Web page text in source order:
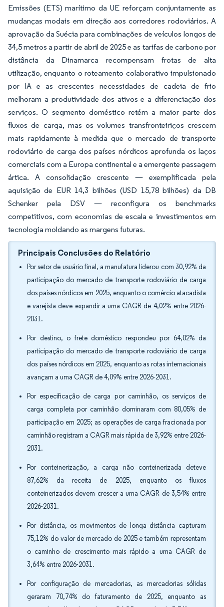
Emissões (ETS) marítimo da UE reforçam conjuntamente as
mudanças modais em direção aos corredores rodoviários. A
aprovação da Suécia para combinações de veículos longos de
34,5 metros a partir de abril de 2025 e as tarifas de carbono por
distância da Dinamarca recompensam frotas de alta
utilização, enquanto o roteamento colaborativo impulsionado
por IA e as crescentes necessidades de cadeia de frio
melhoram a produtividade dos ativos e a diferenciação dos
serviços. O segmento doméstico retém a maior parte dos
fluxos de carga, mas os volumes transfronteiriços crescem
mais rapidamente à medida que o mercado de transporte
rodoviário de carga dos países nórdicos aprofunda os laços
comerciais com a Europa continental e a emergente passagem
ártica. A consolidação crescente — exemplificada pela
aquisição de EUR 14,3 bilhões (USD 15,78 bilhões) da DB
Schenker pela DSV — reconfigura os benchmarks
competitivos, com economias de escala e investimentos em
tecnologia moldando as margens futuras.
Principais Conclusões do Relatório
Por setor de usuário final, a manufatura liderou com 30,92% da
participação do mercado de transporte rodoviário de carga
dos países nórdicos em 2025, enquanto o comércio atacadista
e varejista deve expandir a uma CAGR de 4,02% entre 2026-
2031.
Por destino, o frete doméstico respondeu por 64,02% da
participação do mercado de transporte rodoviário de carga
dos países nórdicos em 2025, enquanto as rotas internacionais
avançam a uma CAGR de 4,09% entre 2026-2031.
Por especificação de carga por caminhão, os serviços de
carga completa por caminhão dominaram com 80,05% de
participação em 2025; as operações de carga fracionada por
caminhão registram a CAGR mais rápida de 3,92% entre 2026-
2031.
Por conteinerização, a carga não conteinerizada deteve
87,62% da receita de 2025, enquanto os fluxos
conteinerizados devem crescer a uma CAGR de 3,54% entre
2026-2031.
Por distância, os movimentos de longa distância capturam
75,12% do valor de mercado de 2025 e também representam
o caminho de crescimento mais rápido a uma CAGR de
3,64% entre 2026-2031.
Por configuração de mercadorias, as mercadorias sólidas
geraram 70,74% do faturamento de 2025, enquanto as